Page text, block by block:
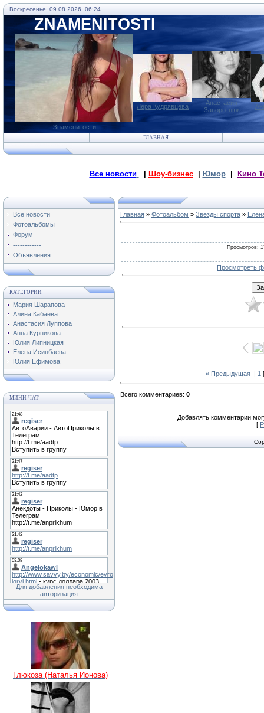
Воскресенье, 09.08.2026, 06:24
ZNAMENITOSTI
Знаменитости
Лера Кудрявцева
Анастасия
Заворотнюк
ГЛАВНАЯ
Все новости Шоу-бизнес| Юмор| Кино
Все новости
Фотоальбомы
Форум
------------
Объявления
КАТЕГОРИИ
Мария Шарапова
Алина Кабаева
Анастасия Луппова
Анна Курникова
Юлия Липницкая
Елена Исинбаева
Юлия Ефимова
МИНИ-ЧАТ
Для добавления необходима
авторизация
Глюкоза (Наталья Ионова)
Главная » Фотоальбом » Звезды спорта »
Просмотров:
Просмотреть
« Предыдущая| 1 [
Всего комментариев: 0
Добавлять комментарии
[